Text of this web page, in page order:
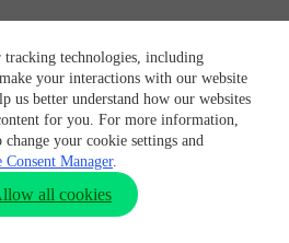
tracking technologies, including
your interactions with our website
us better understand how our websites
for you. For more information,
change your cookie settings and
Consent Manager.
all cookies